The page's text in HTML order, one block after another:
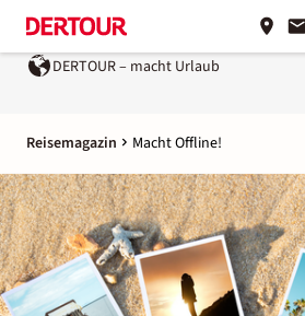
– macht Urlaub Ein Unternehmen der
Reisemagazin Macht Offline!